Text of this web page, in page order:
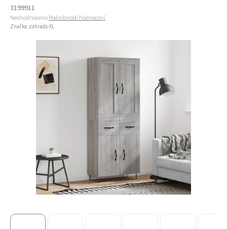
3199911
Průměrné hodnocení produktu je 0,0 z 5 hvězdiček.
NeohodnocenoPodrobnosti hodnocení
Značka: zahrada-XL